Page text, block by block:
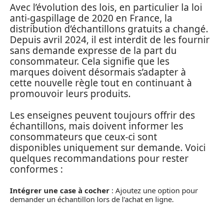
Avec l’évolution des lois, en particulier la loi
anti-gaspillage de 2020 en France, la
distribution d’échantillons gratuits a changé.
Depuis avril 2024, il est interdit de les fournir
sans demande expresse de la part du
consommateur. Cela signifie que les
marques doivent désormais s’adapter à
cette nouvelle règle tout en continuant à
promouvoir leurs produits.
Les enseignes peuvent toujours offrir des
échantillons, mais doivent informer les
consommateurs que ceux-ci sont
disponibles uniquement sur demande. Voici
quelques recommandations pour rester
conformes :
Intégrer une case à cocher : Ajoutez une option pour
demander un échantillon lors de l’achat en ligne.